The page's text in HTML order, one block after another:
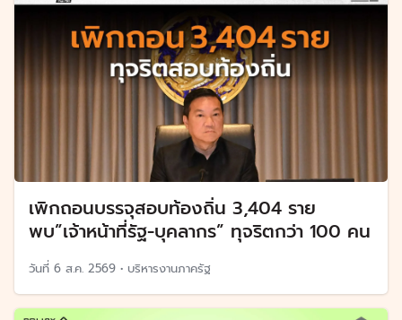
เพิกถอนบรรจุสอบท้องถิ่น 3,404 ราย
พบ”เจ้าหน้าที่รัฐ-บุคลากร” ทุจริตกว่า 100 คน
วันที่ 6 ส.ค. 2569 • บริหารงานภาครัฐ